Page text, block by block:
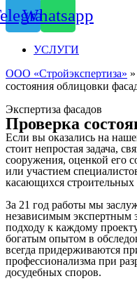
Whatsapp
УСЛУГИ
ООО «Стройэкспертиза» »
состояния облицовки
Экспертиза фасадов
Проверка
Если вы оказались на
стоит непростая задача,
сооружения, оценкой его
или участием
касающихся строительных
За 21 год работы мы
независимым экспертным
подходу к каждому
богатым опытом в
всегда придерживаются
профессионализма при
досудебных споров.